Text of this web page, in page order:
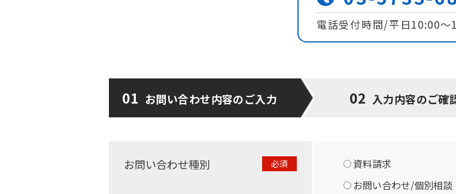
電話受付時間/平⽇10:00〜
01 お問い合わせ内容のご入力 02 入力内容のご確
お問い合わせ種別 必須
資料請求
お問い合わせ/個別相談